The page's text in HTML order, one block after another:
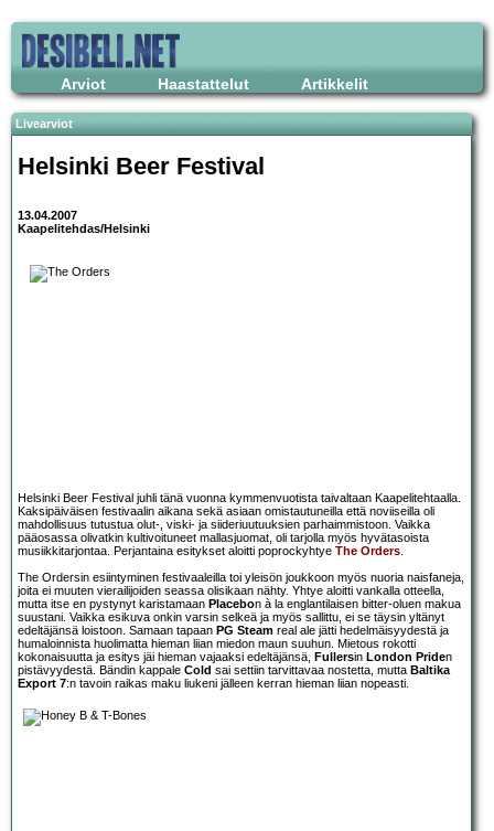
Arviot Haastattelut Artikkelit
Livearviot
Helsinki Beer Festival
13.04.2007
Kaapelitehdas/Helsinki
Helsinki Beer Festival juhli tänä vuonna kymmenvuotista taivaltaan Kaapelitehtaalla.
Kaksipäiväisen festivaalin aikana sekä asiaan omistautuneilla että noviiseilla oli
mahdollisuus tutustua olut-, viski- ja siideriuutuuksien parhaimmistoon. Vaikka
pääosassa olivatkin kultivoituneet mallasjuomat, oli tarjolla myös hyvätasoista
musiikkitarjontaa. Perjantaina esitykset aloitti poprockyhtye The Orders.
The Ordersin esiintyminen festivaaleilla toi yleisön joukkoon myös nuoria naisfaneja,
joita ei muuten vierailijoiden seassa olisikaan nähty. Yhtye aloitti vankalla otteella,
mutta itse en pystynyt karistamaan Placebon à la englantilaisen bitter-oluen makua
suustani. Vaikka esikuva onkin varsin selkeä ja myös sallittu, ei se täysin yltänyt
edeltäjänsä loistoon. Samaan tapaan PG Steam real ale jätti hedelmäisyydestä ja
humaloinnista huolimatta hieman liian miedon maun suuhun. Mietous rokotti
kokonaisuutta ja esitys jäi hieman vajaaksi edeltäjänsä, Fullersin London Priden
pistävyydestä. Bändin kappale Cold sai settiin tarvittavaa nostetta, mutta Baltika
Export 7:n tavoin raikas maku liukeni jälleen kerran hieman liian nopeasti.